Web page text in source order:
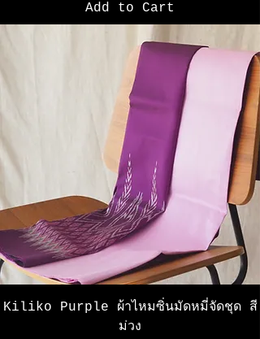
Add to Cart
Kiliko Purple ผ้าไหมซิ่นมัดหมี่จัดชุด สี
ม่วง